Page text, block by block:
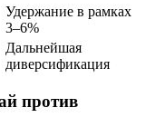
Удержание в рамках
3–6%
Дальнейшая
диверсификация
против